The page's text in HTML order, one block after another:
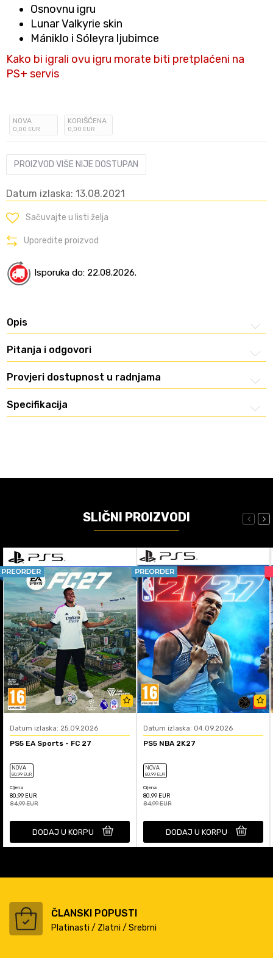
Osnovnu igru
Lunar Valkyrie skin
Mániklo i Sóleyra ljubimce
Kako bi igrali ovu igru morate biti pretplaćeni na
PS+ servis
NOVA
0,00 EUR
KORIŠĆENA
0,00 EUR
PROIZVOD VIŠE NIJE DOSTUPAN
Datum izlaska: 13.08.2021
Sačuvajte u listi želja
Uporedite proizvod
Isporuka do: 22.08.2026.
Opis
Pitanja i odgovori
Provjeri dostupnost u radnjama
Specifikacija
SLIČNI PROIZVODI
Datum izlaska: 25.09.2026
PS5 EA Sports - FC 27
NOVA
80,99 EUR
Cijena
80,99 EUR
84,99EUR
DODAJ U KORPU
Datum izlaska: 04.09.2026
PS5 NBA 2K27
NOVA
80,99 EUR
Cijena
80,99 EUR
84,99EUR
DODAJ U KORPU
ČLANSKI POPUSTI
Platinasti / Zlatni / Srebrni